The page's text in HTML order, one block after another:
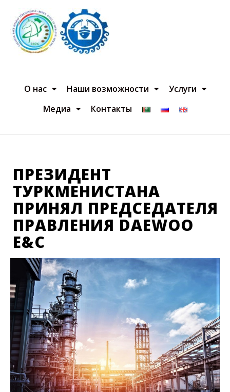
О нас Наши возможности
Услуги
Медиа
Контакты
ПРЕЗИДЕНТ
ТУРКМЕНИСТАНА
ПРИНЯЛ ПРЕДСЕДАТЕЛЯ
ПРАВЛЕНИЯ DAEWOO
E&C